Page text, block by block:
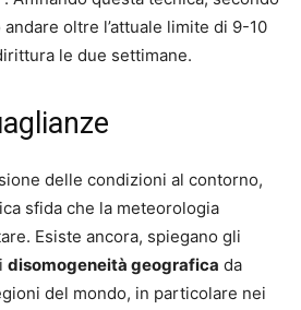
oltre l’attuale limite di 9-10
le due settimane.
delle condizioni al contorno,
sfida che la meteorologia
Esiste ancora, spiegano gli
disomogeneità geografica da
del mondo, in particolare nei